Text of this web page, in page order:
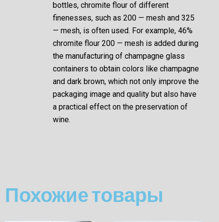
bottles, chromite flour of different
finenesses, such as 200 — mesh and 325
— mesh, is often used. For example, 46%
chromite flour 200 — mesh is added during
the manufacturing of champagne glass
containers to obtain colors like champagne
and dark brown, which not only improve the
packaging image and quality but also have
a practical effect on the preservation of
wine.
Похожие товары